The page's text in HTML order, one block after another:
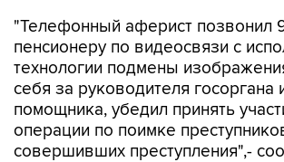
"Телефонный аферист позвонил
пенсионеру по видеосвязи с
технологии подмены
себя за руководителя госоргана
помощника, убедил принять
операции по поимке
совершивших преступления",-